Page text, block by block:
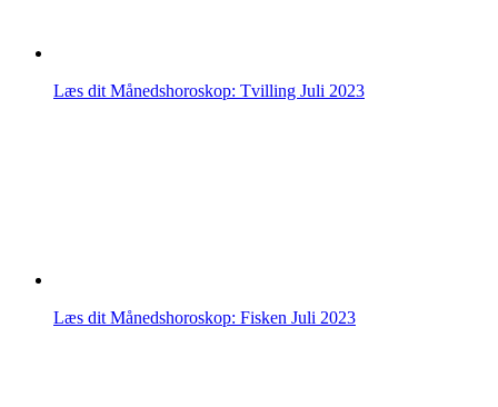
Læs dit Månedshoroskop: Tvilling Juli 2023
Læs dit Månedshoroskop: Fisken Juli 2023